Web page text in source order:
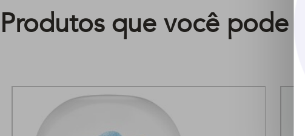
Produtos que você pode